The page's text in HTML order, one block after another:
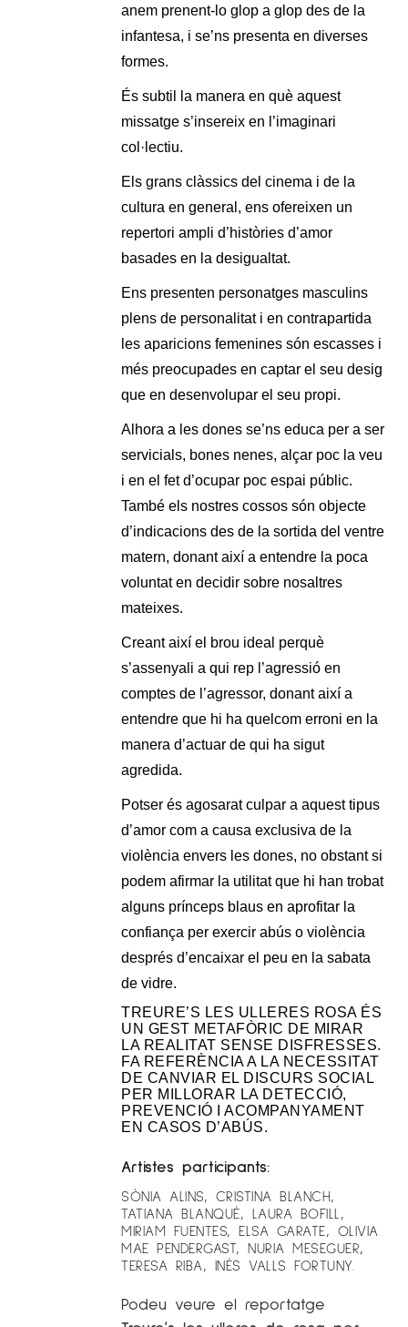
anem prenent-lo glop a glop des de la
infantesa, i se’ns presenta en diverses
formes.
És subtil la manera en què aquest
missatge s’insereix en l’imaginari
col·lectiu.
Els grans clàssics del cinema i de la
cultura en general, ens ofereixen un
repertori ampli d’històries d’amor
basades en la desigualtat.
Ens presenten personatges masculins
plens de personalitat i en contrapartida
les aparicions femenines són escasses i
més preocupades en captar el seu desig
que en desenvolupar el seu propi.
Alhora a les dones se’ns educa per a ser
servicials, bones nenes, alçar poc la veu
i en el fet d’ocupar poc espai públic.
També els nostres cossos són objecte
d’indicacions des de la sortida del ventre
matern, donant així a entendre la poca
voluntat en decidir sobre nosaltres
mateixes.
Creant així el brou ideal perquè
s’assenyali a qui rep l’agressió en
comptes de l’agressor, donant així a
entendre que hi ha quelcom erroni en la
manera d’actuar de qui ha sigut
agredida.
Potser és agosarat culpar a aquest tipus
d’amor com a causa exclusiva de la
violència envers les dones, no obstant si
podem afirmar la utilitat que hi han trobat
alguns prínceps blaus en aprofitar la
confiança per exercir abús o violència
després d’encaixar el peu en la sabata
de vidre.
TREURE’S LES ULLERES ROSA ÉS
UN GEST METAFÒRIC DE MIRAR
LA REALITAT SENSE DISFRESSES.
FA REFERÈNCIA A LA NECESSITAT
DE CANVIAR EL DISCURS SOCIAL
PER MILLORAR LA DETECCIÓ,
PREVENCIÓ I ACOMPANYAMENT
EN CASOS D’ABÚS.
Artistes participants:
SÒNIA ALINS, CRISTINA BLANCH,
TATIANA BLANQUÉ, LAURA BOFILL,
MIRIAM FUENTES, ELSA GARATE, OLIVIA
MAE PENDERGAST, NURIA MESEGUER,
TERESA RIBA, INÉS VALLS FORTUNY.
Podeu veure el reportatge